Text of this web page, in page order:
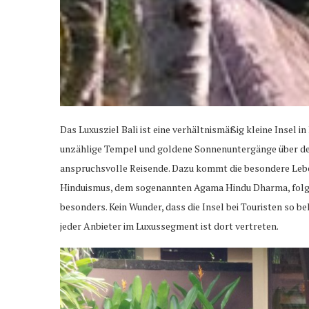
Das Luxusziel Bali ist eine verhältnismäßig kleine Insel
unzählige Tempel und goldene Sonnenuntergänge über
anspruchsvolle Reisende. Dazu kommt die besondere
Hinduismus, dem sogenannten Agama Hindu Dharma,
besonders. Kein Wunder, dass die Insel bei Touristen so
jeder Anbieter im Luxussegment ist dort vertreten.